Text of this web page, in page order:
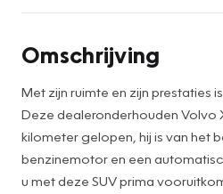
Omschrijving
Met zijn ruimte en zijn prestaties
Deze dealeronderhouden Volvo
kilometer gelopen, hij is van het
benzinemotor en een
u met deze SUV prima